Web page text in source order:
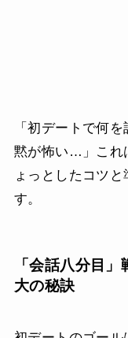
「初デートで何
黙が怖い…」これ
ょっとしたコツ
す。
「会話八分目
大の秘訣